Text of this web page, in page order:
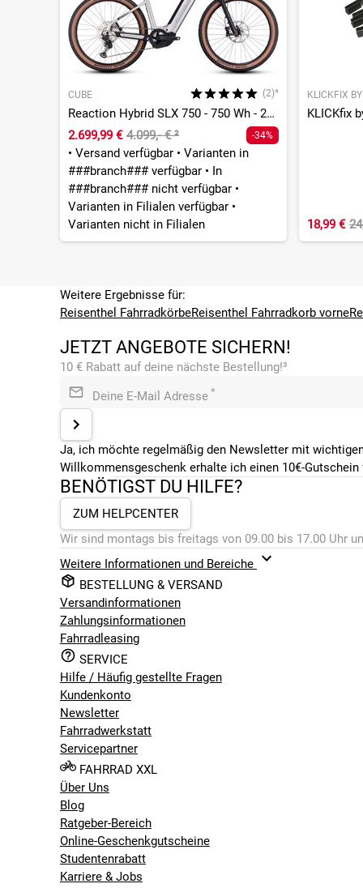
CUBE (2)*
Reaction Hybrid SLX 750 - 750 Wh - 27,5 Zoll - Tiefeinsteiger
2.699,99 € 4.099,- €² -34%
• Versand verfügbar • Varianten in
###branch### verfügbar • In
###branch### nicht verfügbar •
Varianten in Filialen verfügbar •
Varianten nicht in Filialen
KLICKFIX
KLICKfix
18,99 €
Weitere Ergebnisse für:
Reisenthel FahrradkörbeReisenthel Fahrradkorb vorne
JETZT ANGEBOTE SICHERN!
10 € Rabatt auf deine nächste Bestellung!³
Deine E-Mail Adresse *
Ja, ich möchte regelmäßig den Newsletter mit
Willkommensgeschenk erhalte ich einen 10€-
BENÖTIGST DU HILFE?
ZUM HELPCENTER
Wir sind montags bis freitags von 09.00 bis 17.00 Uhr
Weitere Informationen und Bereiche
BESTELLUNG & VERSAND
Versandinformationen
Zahlungsinformationen
Fahrradleasing
SERVICE
Hilfe / Häufig gestellte Fragen
Kundenkonto
Newsletter
Fahrradwerkstatt
Servicepartner
FAHRRAD XXL
Über Uns
Blog
Ratgeber-Bereich
Online-Geschenkgutscheine
Studentenrabatt
Karriere & Jobs